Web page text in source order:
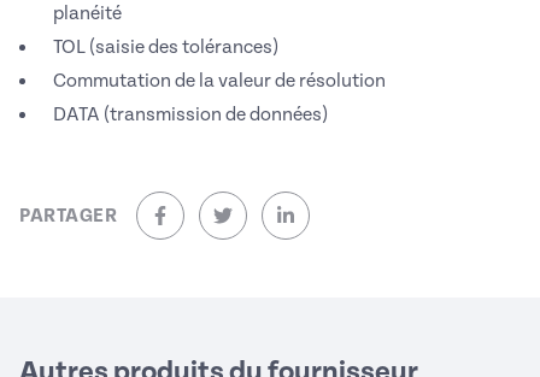
planéité
TOL (saisie des tolérances)
Commutation de la valeur de résolution
DATA (transmission de données)
PARTAGER
sur Facebook (nouvelle fenêtre)
sur Twitter (nouvelle fenêtre)
sur Linkedin (nouvelle fenêtre)